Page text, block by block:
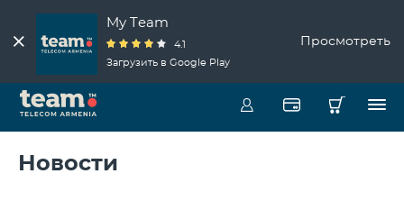
My Team
4.1
Загрузить в Google Play
Просмотреть
Новости